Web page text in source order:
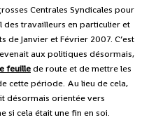
Centrales Syndicales pour
des travailleurs en particulier et
Janvier et Février 2007. C’est
aux politiques désormais,
feuillede route et de mettre les
cette période. Au lieu de cela,
désormais orientée vers
si cela était une fin en soi.